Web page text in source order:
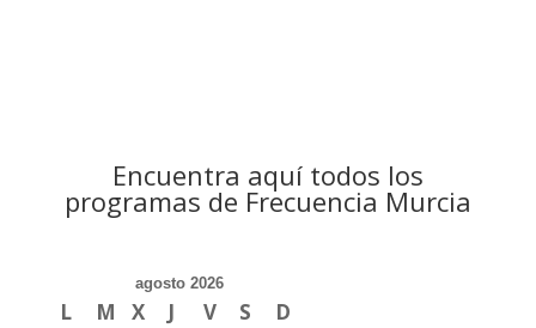
Encuentra aquí todos los
programas de Frecuencia Murcia
agosto 2026
L M X J V S
D